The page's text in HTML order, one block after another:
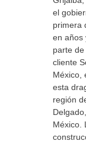
el
primera
en años
parte
cliente
México,
esta
región
México.